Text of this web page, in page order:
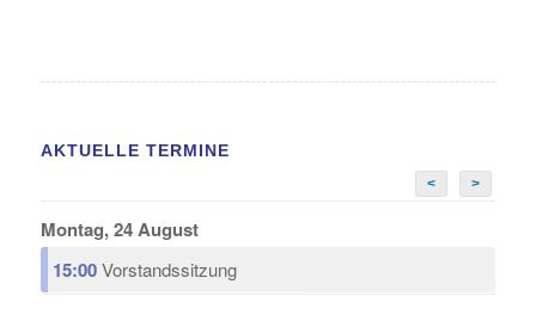
AKTUELLE TERMINE
< >
Montag, 24 August
15:00Vorstandssitzung